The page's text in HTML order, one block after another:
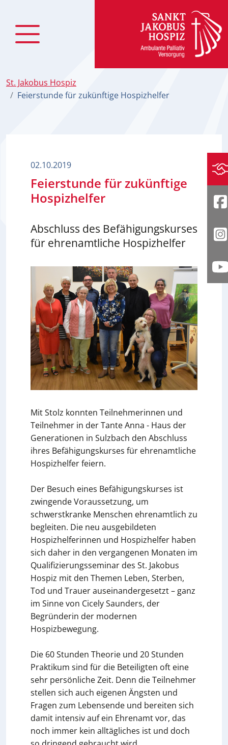
St. Jakobus Hospiz
Feierstunde für zukünftige Hospizhelfer
02.10.2019
Feierstunde für zukünftige
Hospizhelfer
Abschluss des Befähigungskurses
für ehrenamtliche Hospizhelfer
Mit Stolz konnten Teilnehmerinnen und
Teilnehmer in der Tante Anna - Haus der
Generationen in Sulzbach den Abschluss
ihres Befähigungskurses für ehrenamtliche
Hospizhelfer feiern.
Der Besuch eines Befähigungskurses ist
zwingende Voraussetzung, um
schwerstkranke Menschen ehrenamtlich zu
begleiten. Die neu ausgebildeten
Hospizhelferinnen und Hospizhelfer haben
sich daher in den vergangenen Monaten im
Qualifizierungsseminar des St. Jakobus
Hospiz mit den Themen Leben, Sterben,
Tod und Trauer auseinandergesetzt – ganz
im Sinne von Cicely Saunders, der
Begründerin der modernen
Hospizbewegung.
Die 60 Stunden Theorie und 20 Stunden
Praktikum sind für die Beteiligten oft eine
sehr persönliche Zeit. Denn die Teilnehmer
stellen sich auch eigenen Ängsten und
Fragen zum Lebensende und bereiten sich
damit intensiv auf ein Ehrenamt vor, das
noch immer kein alltägliches ist und doch